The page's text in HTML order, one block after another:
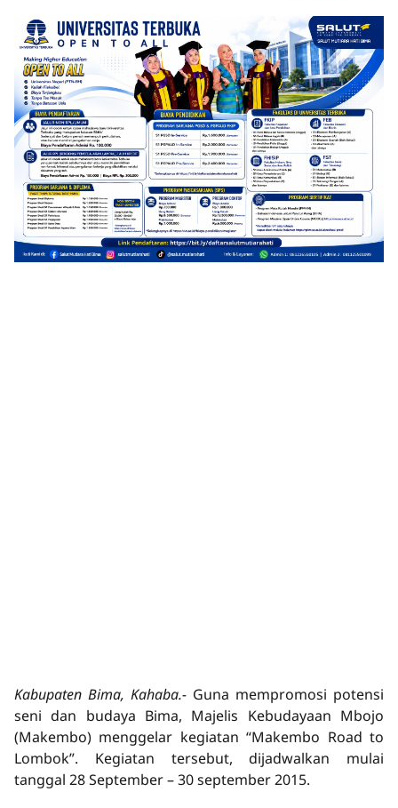
Kabupaten Bima, Kahaba.- Guna mempromosi potensi
seni dan budaya Bima, Majelis Kebudayaan Mbojo
(Makembo) menggelar kegiatan “Makembo Road to
Lombok”. Kegiatan tersebut, dijadwalkan mulai
tanggal 28 September – 30 september 2015.